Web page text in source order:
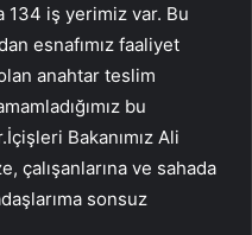
134 iş yerimiz var. Bu
esnafımız faaliyet
anahtar teslim
bu
Bakanımız Ali
çalışanlarına ve sahada
sonsuz